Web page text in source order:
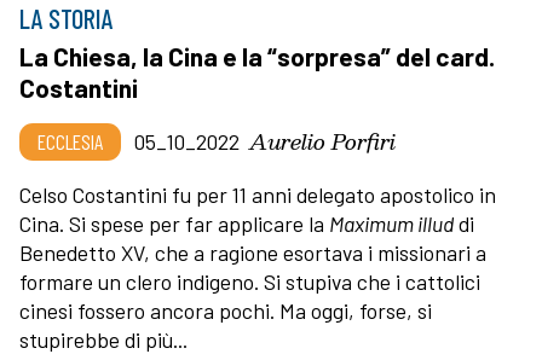
LA STORIA
La Chiesa, la Cina e la “sorpresa” del card.
Costantini
ECCLESIA 05_10_2022 Aurelio Porfiri
Celso Costantini fu per 11 anni delegato apostolico in
Cina. Si spese per far applicare la Maximum illuddi
Benedetto XV, che a ragione esortava i missionari a
formare un clero indigeno. Si stupiva che i cattolici
cinesi fossero ancora pochi. Ma oggi, forse, si
stupirebbe di più...